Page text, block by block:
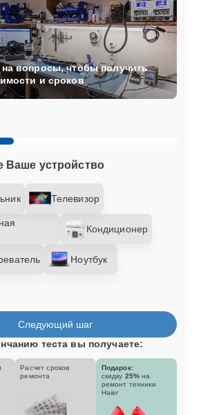
Ваше устройство
Телевизор
Кондиционер
Ноутбук
на вопросы, чтобы получить
и сроков
Следующий шаг
теста вы получаете:
Расчет сроков
ремонта
Подарок:
скидку 25% на
ремонт техники
Haier